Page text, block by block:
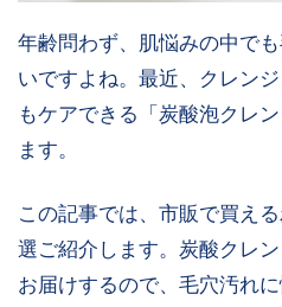
年齢問わず、肌悩みの中で
いですよね。最近、クレン
もケアできる「炭酸泡クレ
ます。
この記事では、市販で買え
選ご紹介します。炭酸クレ
お届けするので、毛穴汚れ